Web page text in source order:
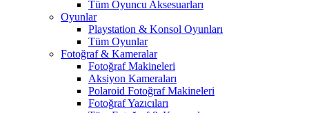
Tüm Oyuncu Aksesuarları
Oyunlar
Playstation & Konsol Oyunları
Tüm Oyunlar
Fotoğraf & Kameralar
Fotoğraf Makineleri
Aksiyon Kameraları
Polaroid Fotoğraf Makineleri
Fotoğraf Yazıcıları